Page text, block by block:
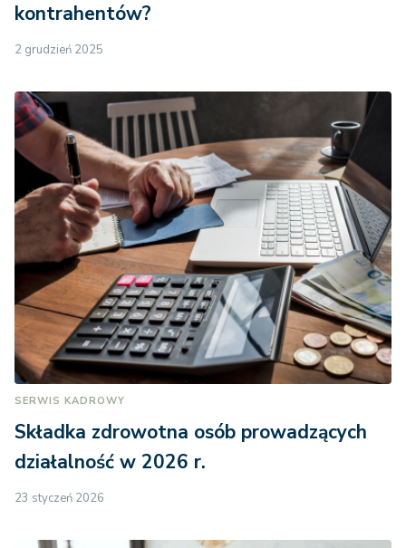
kontrahentów?
2 grudzień 2025
SERWIS KADROWY
Składka zdrowotna osób prowadzących
działalność w 2026 r.
23 styczeń 2026